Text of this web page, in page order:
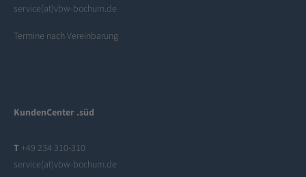
service(at)vbw-bochum.de
Termine nach Vereinbarung
KundenCenter .süd
T +49 234 310-310
service(at)vbw-bochum.de